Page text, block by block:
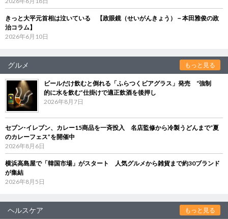
きっと大平元首相は泣いている 【政眼鏡（せいがんきょう）－本田雅俊の政
治コラム】
2026年6月10日
グルメ もっと見る
ビールだけ飲むと倒れる「ふらつくビアグラス」発売 “強制
的に水を飲む”仕掛けで適正飲酒を後押し
2026年8月7日
セブン‐イレブン、カレー15商品を一斉投入 名店監修から冷製うどんまで“夏
のカレーフェス”を開催中
2026年8月6日
横浜高島屋で「韓国市場」がスタート 人気グルメから雑貨まで約30ブランド
が集結
2026年8月5日
ヘルスケア もっと見る